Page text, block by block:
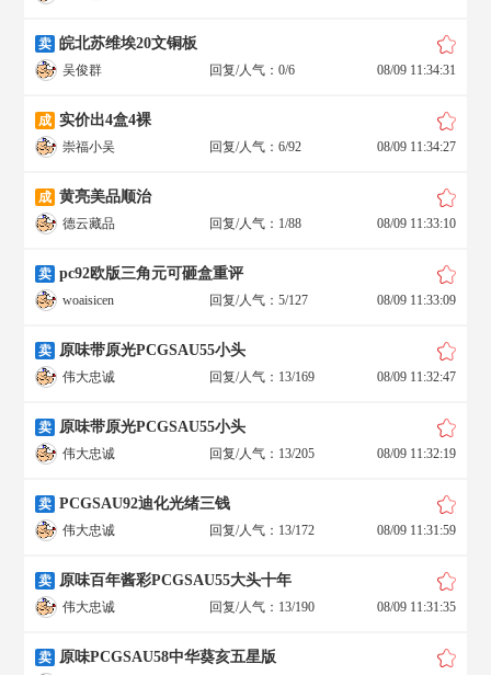
卖 皖北苏维埃20文铜板
吴俊群 回复/人气：0/6 08/09 11:34:31
成 实价出4盒4裸
崇福小吴 回复/人气：6/92 08/09 11:34:27
成 黄亮美品顺治
德云藏品 回复/人气：1/88 08/09 11:33:10
卖 pc92欧版三角元可砸盒重评
woaisicen 回复/人气：5/127 08/09 11:33:09
卖 原味带原光PCGSAU55小头
伟大忠诚 回复/人气：13/169 08/09 11:32:47
卖 原味带原光PCGSAU55小头
伟大忠诚 回复/人气：13/205 08/09 11:32:19
卖 PCGSAU92迪化光绪三钱
伟大忠诚 回复/人气：13/172 08/09 11:31:59
卖 原味百年酱彩PCGSAU55大头十年
伟大忠诚 回复/人气：13/190 08/09 11:31:35
卖 原味PCGSAU58中华葵亥五星版